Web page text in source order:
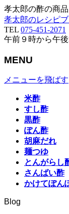
孝太郎の酢の商
孝太郎のレシピ
TEL 075-451-2071
午前９時から午
MENU
メニューを飛ばす
米酢
すし酢
黒酢
ぽん酢
胡麻だれ
麺つゆ
とんがらし
さんばい酢
かけてぽん
Blog